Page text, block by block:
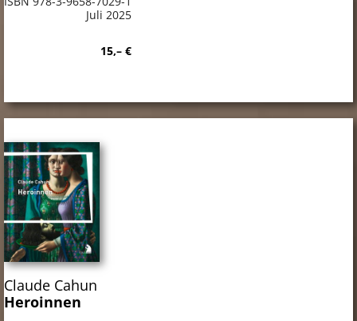
Juli 2025
15,– €
Claude Cahun
Heroinnen